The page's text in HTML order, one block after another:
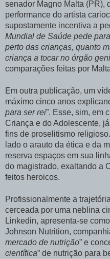
senador Magno Malta (PR),
performance do artista
supostamente incentiva a
Mundial de Saúde pede
perto das crianças, quanto
criança a tocar no órgão
comparações feitas por
Em outra publicação, um
máximo cinco anos
para ser rei”. Esse, sim, em
Criança e do Adolescente,
fins de proselitismo
lado o arauto da ética e da
reserva espaços em sua
do magistrado, exaltando a
feitos heroicos.
Profissionalmente a
cerceada por uma neblina
Linkedin, apresenta-se como
Johnson Nutrition,
mercado de nutrição” e
científica” de nutrição para